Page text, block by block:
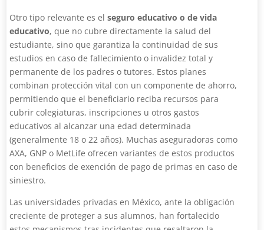
Otro tipo relevante es elseguro educativo o de vida
educativo, que no cubre directamente la salud del
estudiante, sino que garantiza la continuidad de sus
estudios en caso de fallecimiento o invalidez total y
permanente de los padres o tutores. Estos planes
combinan protección vital con un componente de ahorro,
permitiendo que el beneficiario reciba recursos para
cubrir colegiaturas, inscripciones u otros gastos
educativos al alcanzar una edad determinada
(generalmente 18 o 22 años). Muchas aseguradoras como
AXA, GNP o MetLife ofrecen variantes de estos productos
con beneficios de exención de pago de primas en caso de
siniestro.
Las universidades privadas en México, ante la obligación
creciente de proteger a sus alumnos, han fortalecido